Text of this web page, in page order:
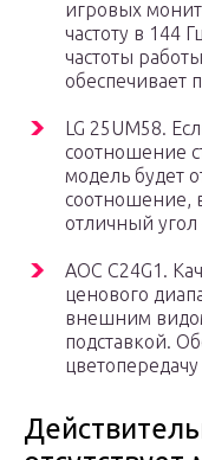
игровых
частоту в 144
частоты
обеспечивает
LG 25UM58.
соотношение
модель будет
соотношение,
отличный угол
AOC C24G1.
ценового
внешним
подставкой.